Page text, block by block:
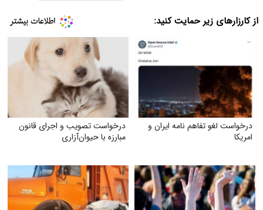
از کارزارهای زیر حمایت کنید:
درخواست لغو تفاهم نامه ایران و
امریکا
درخواست تصویب و اجرای قانون
مبارزه با حیوان‌آزاری